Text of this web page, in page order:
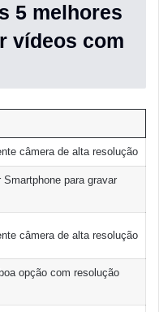
5 melhores
vídeos com
câmera de alta resolução
Smartphone para gravar
câmera de alta resolução
opção com resolução